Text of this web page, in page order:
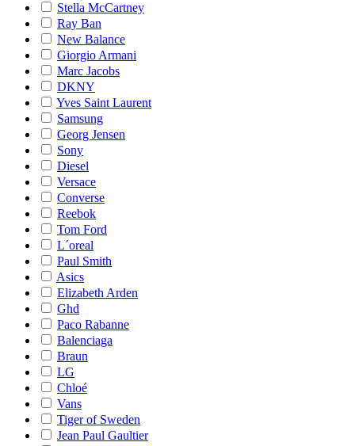
Stella McCartney
Ray Ban
New Balance
Giorgio Armani
Marc Jacobs
DKNY
Yves Saint Laurent
Samsung
Georg Jensen
Sony
Diesel
Versace
Converse
Reebok
Tom Ford
L´oreal
Paul Smith
Asics
Elizabeth Arden
Ghd
Paco Rabanne
Balenciaga
Braun
LG
Chloé
Vans
Tiger of Sweden
Jean Paul Gaultier